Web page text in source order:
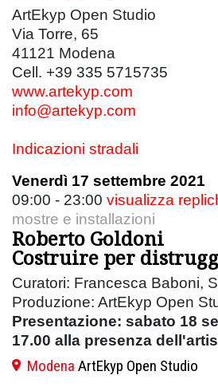
ArtEkyp Open Studio
Via Torre, 65
41121 Modena
Cell. +39 335 5715735
www.artekyp.com
info@artekyp.com
Indicazioni stradali
Venerdì 17 settembre 2021
09:00 - 23:00 visualizza
mostre e installazioni
Roberto Goldoni
Costruire per
Curatori: Francesca Baboni,
Produzione: ArtEkyp Open
Presentazione: sabato 18
17.00 alla presenza
Modena ArtEkyp Open Studio